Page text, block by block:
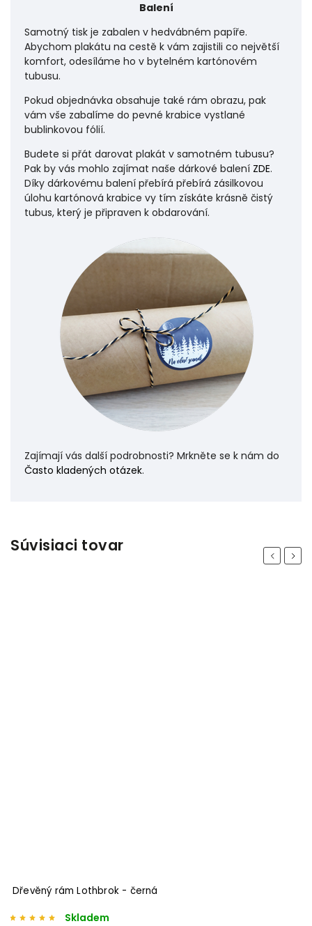
Balení
Samotný tisk je zabalen v hedvábném papíře.
Abychom plakátu na cestě k vám zajistili co největší
komfort, odesíláme ho v bytelném kartónovém
tubusu.
Pokud objednávka obsahuje také rám obrazu, pak
vám vše zabalíme do pevné krabice vystlané
bublinkovou fólií.
Budete si přát darovat plakát v samotném tubusu?
Pak by vás mohlo zajímat naše dárkové balení ZDE.
Díky dárkovému balení přebírá přebírá zásilkovou
úlohu kartónová krabice vy tím získáte krásně čistý
tubus, který je připraven k obdarování.
Zajímají vás další podrobnosti? Mrkněte se k nám do
Často kladených otázek.
Súvisiaci tovar Previous
Dřevěný rám Lothbrok - černá
Skladem
Next